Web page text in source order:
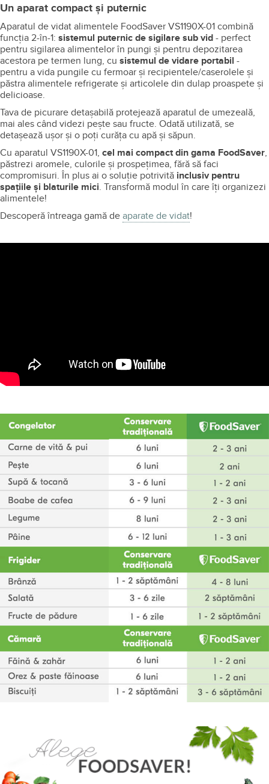
Astfel, menții alimentele proaspete și nu faci risipă.
, deoarece gătești pentru toată săptămâna
și videzi alimentele pentru fiecare zi în pungi FoodSaver.
Ai mai mult spațiu în frigider și în congelator. În plus,
păstrezi aparatul aproape oriunde, mulțumită dimensiunilor sale
și a posibilității de a-l depozita pe verticală.
Petreci mai mult timp cu invitații, deoarece pregătești
preparatele de dinainte și le videzi.
Te bucuri mai mult timp de alimentele preferate
perisabile sau de specialități pe care le pregătești rar. În plus, în
sezon poți congela legume și fructe pe care le ai la dispoziție,
apoi, pentru diversificarea bebelușilor.
Controlezi ușor porțiile
când ai de respectat un regim
alimentar. Doar notezi caloriile sau gramajul pe pungi.
Un aparat compact și puternic
Aparatul de vidat alimentele FoodSaver VS1190X-01 combină
funcția 2-în-1:sistemul puternic de sigilare sub vid
spațiile și blaturile mici . Transformă modul în care îți organizezi
alimentele!